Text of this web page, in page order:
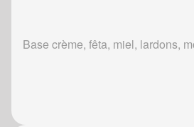
Base crème, fêta, miel, lardons,